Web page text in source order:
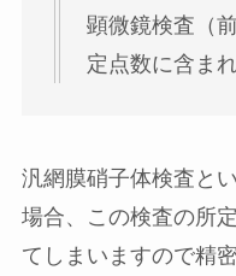
顕微鏡検査（
定点数に含ま
汎網膜硝子体検査と
場合、この検査の所
てしまいますので精